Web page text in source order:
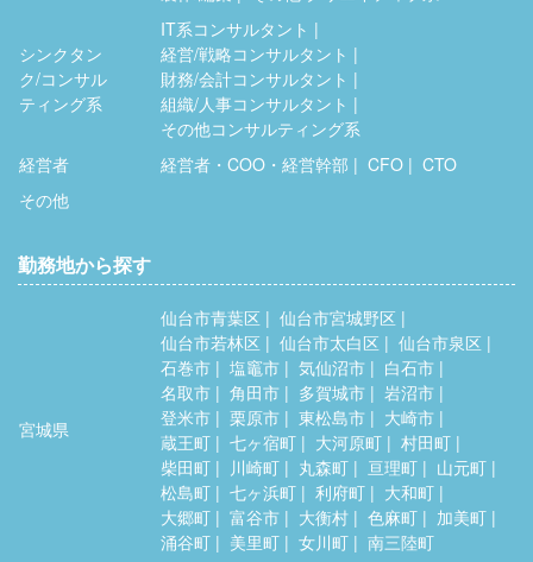
シンクタン
ク/コンサル
ティング系
IT系コンサルタント
経営/戦略コンサルタント
財務/会計コンサルタント
組織/人事コンサルタント
その他コンサルティング系
経営者
経営者・COO・経営幹部 CFO
CTO
その他
勤務地から探す
宮城県
仙台市青葉区
仙台市宮城野区
仙台市若林区
仙台市太白区
仙台市泉区
石巻市
塩竈市 気仙沼市
白石市
名取市
角田市 多賀城市
岩沼市
登米市
栗原市 東松島市
大崎市
蔵王町
七ヶ宿町 大河原町
村田町
柴田町
川崎町 丸森町 亘理町
山元町
松島町
七ヶ浜町 利府町
大和町
大郷町
富谷市 大衡村 色麻町
加美町
涌谷町
美里町 女川町
南三陸町